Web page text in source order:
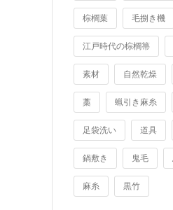
棕櫚葉 毛捌き機
江戸時代の棕櫚箒
素材 自然乾燥
藁 蝋引き麻糸
足袋洗い 道具
鍋敷き 鬼毛
麻糸 黒竹